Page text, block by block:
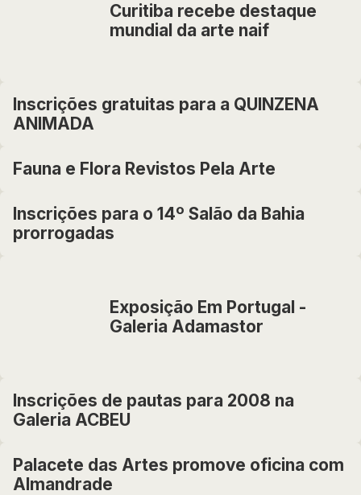
Curitiba recebe destaque
mundial da arte naif
Inscrições gratuitas para a QUINZENA
ANIMADA
Fauna e Flora Revistos Pela Arte
Inscrições para o 14º Salão da Bahia
prorrogadas
Exposição Em Portugal -
Galeria Adamastor
Inscrições de pautas para 2008 na
Galeria ACBEU
Palacete das Artes promove oficina com
Almandrade